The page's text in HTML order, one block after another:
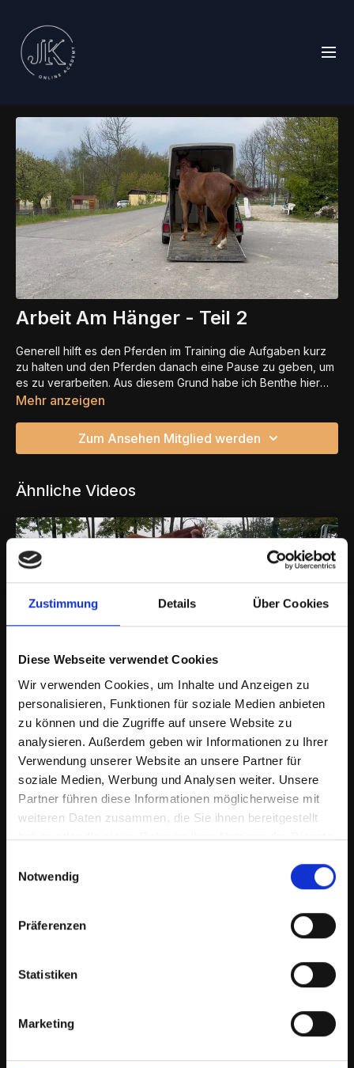
Zustimmung Details Über Cookies
Diese Webseite verwendet Cookies
Wir verwenden Cookies, um Inhalte und Anzeigen zu
personalisieren, Funktionen für soziale Medien anbieten
zu können und die Zugriffe auf unsere Website zu
analysieren. Außerdem geben wir Informationen zu Ihrer
Verwendung unserer Website an unsere Partner für
soziale Medien, Werbung und Analysen weiter. Unsere
Partner führen diese Informationen möglicherweise mit
weiteren Daten zusammen, die Sie ihnen bereitgestellt
haben oder die sie im Rahmen Ihrer Nutzung der Dienste
Notwendig
Präferenzen
Statistiken
Marketing
Arbeit Am Hänger - Teil 2
Generell hilft es den Pferden im Training die Aufgaben kurz
zu halten und den Pferden danach eine Pause zu geben, um
es zu verarbeiten. Aus diesem Grund habe ich Benthe hier
noch einmal eine Pause gegeben und wir konnten danach
Mehr anzeigen
Zum Ansehen Mitglied werden
Ähnliche Videos
05:56
Benthe - Abschlusstraining bevor es an den Hänger geht
Benthe - Verbessern der Koordination & Ansteuern der einzelnen